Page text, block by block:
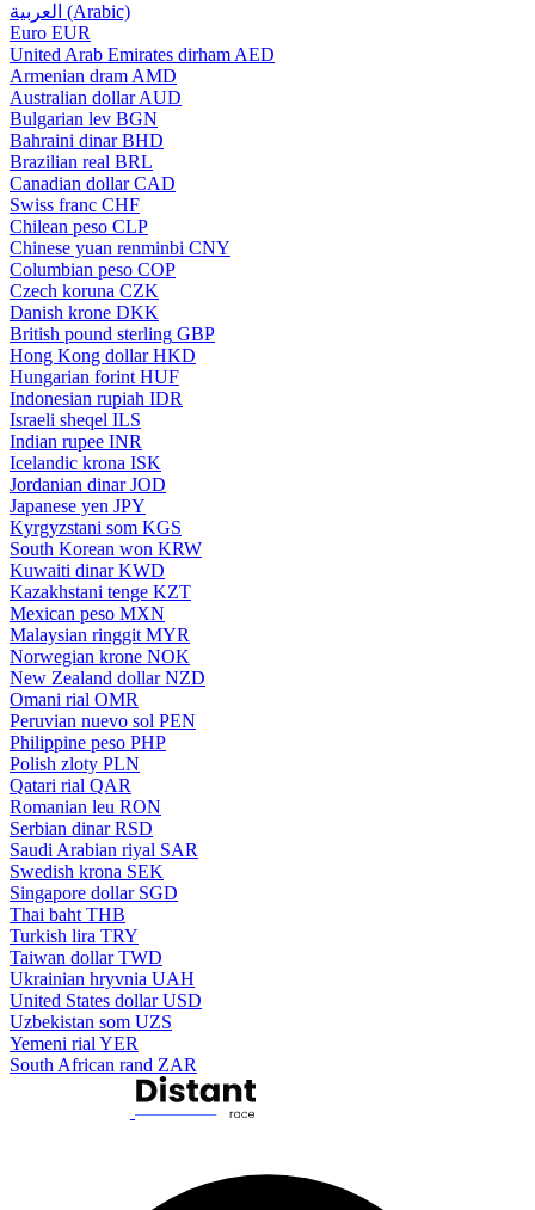
العربية (Arabic)
Euro EUR
United Arab Emirates dirham AED
Armenian dram AMD
Australian dollar AUD
Bulgarian lev BGN
Bahraini dinar BHD
Brazilian real BRL
Canadian dollar CAD
Swiss franc CHF
Chilean peso CLP
Chinese yuan renminbi CNY
Columbian peso COP
Czech koruna CZK
Danish krone DKK
British pound sterling GBP
Hong Kong dollar HKD
Hungarian forint HUF
Indonesian rupiah IDR
Israeli sheqel ILS
Indian rupee INR
Icelandic krona ISK
Jordanian dinar JOD
Japanese yen JPY
Kyrgyzstani som KGS
South Korean won KRW
Kuwaiti dinar KWD
Kazakhstani tenge KZT
Mexican peso MXN
Malaysian ringgit MYR
Norwegian krone NOK
New Zealand dollar NZD
Omani rial OMR
Peruvian nuevo sol PEN
Philippine peso PHP
Polish zloty PLN
Qatari rial QAR
Romanian leu RON
Serbian dinar RSD
Saudi Arabian riyal SAR
Swedish krona SEK
Singapore dollar SGD
Thai baht THB
Turkish lira TRY
Taiwan dollar TWD
Ukrainian hryvnia UAH
United States dollar USD
Uzbekistan som UZS
Yemeni rial YER
South African rand ZAR